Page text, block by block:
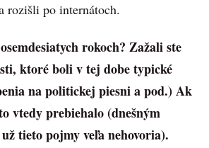
rozišli po internátoch.
rokoch? Zažali ste
ktoré boli v tej dobe typické
na politickej piesni a pod.)Ak
vtedy prebiehalo (dnešným
tieto pojmy veľa nehovoria).